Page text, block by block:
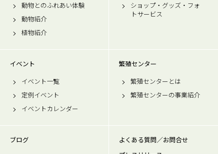
動物とのふれあい体験
動物紹介
植物紹介
ショップ・グッズ・フォ
トサービス
イベント
イベント一覧
定例イベント
イベントカレンダー
繁殖センター
繁殖センターとは
繁殖センターの事業紹介
ブログ
よくある質問／お問合せ